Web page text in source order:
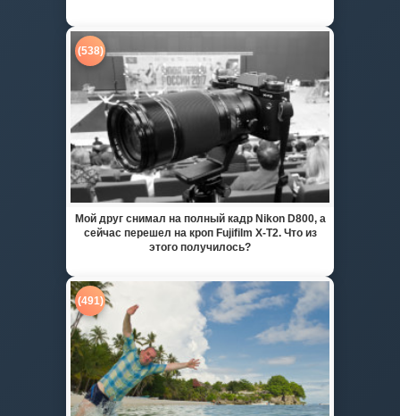
(538)
Мой друг снимал на полный кадр Nikon D800, а
сейчас перешел на кроп Fujifilm X-T2. Что из
этого получилось?
(491)